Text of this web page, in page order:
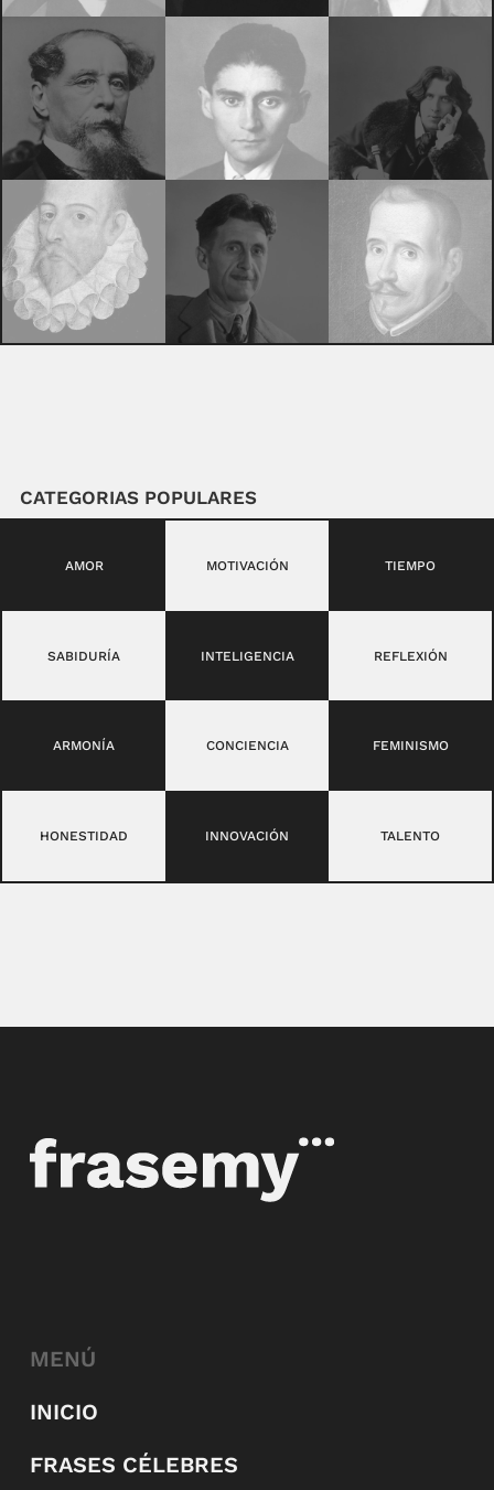
CATEGORIAS POPULARES
AMOR MOTIVACIÓN TIEMPO
SABIDURÍA INTELIGENCIA REFLEXIÓN
ARMONÍA CONCIENCIA FEMINISMO
HONESTIDAD INNOVACIÓN TALENTO
MENÚ
INICIO
FRASES CÉLEBRES